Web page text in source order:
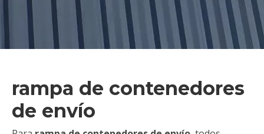
rampa de contenedores
de envío